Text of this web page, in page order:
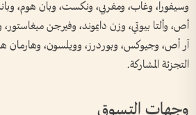
وسيفورا، وغاب، ومغربي، ونكست، وبان هوم،
أص، وألتا بيوتي، وزن دايموند، وفيرجن ميغاستور،
آر أص، وجيوكس، وبوردرز، وويلسون، وهارمان
التجزئة المشاركة.
وجهات التسوق